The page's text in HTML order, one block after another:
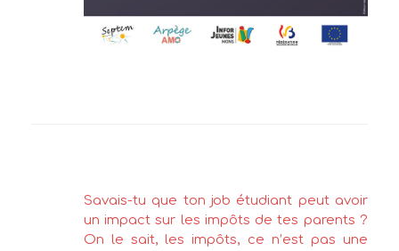
Savais-tu que ton job étudiant peut avoir
un impact sur les impôts de tes parents ?
On le sait, les impôts, ce n’est pas une